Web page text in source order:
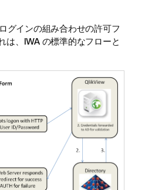
グインの組み合わせの許可フ
は、IWA の標準的なフローと